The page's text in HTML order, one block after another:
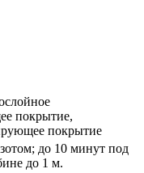
покрытие,
покрытие
до 10 минут под
до 1 м.